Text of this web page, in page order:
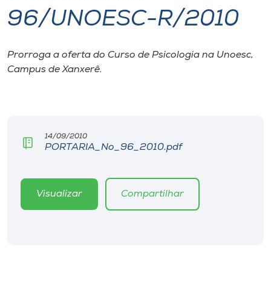
I.nova
Diplomados
CPA
Editora
96/UNOESC-R/2010
Prorroga a oferta do Curso de Psicologia na Unoesc,
Campus de Xanxerê.
14/09/2010
PORTARIA_No_96_2010.pdf
Visualizar Compartilhar